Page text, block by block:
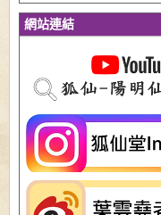
網站連結